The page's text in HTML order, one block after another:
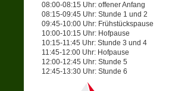
08:00-08:15 Uhr: offener Anfang
08:15-09:45 Uhr: Stunde 1 und 2
09:45-10:00 Uhr: Frühstückspause
10:00-10:15 Uhr: Hofpause
10:15-11:45 Uhr: Stunde 3 und 4
11:45-12:00 Uhr: Hofpause
12:00-12:45 Uhr: Stunde 5
12:45-13:30 Uhr: Stunde 6